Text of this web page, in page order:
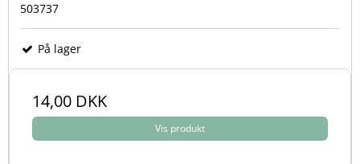
503737
På lager
14,00 DKK
Vis produkt